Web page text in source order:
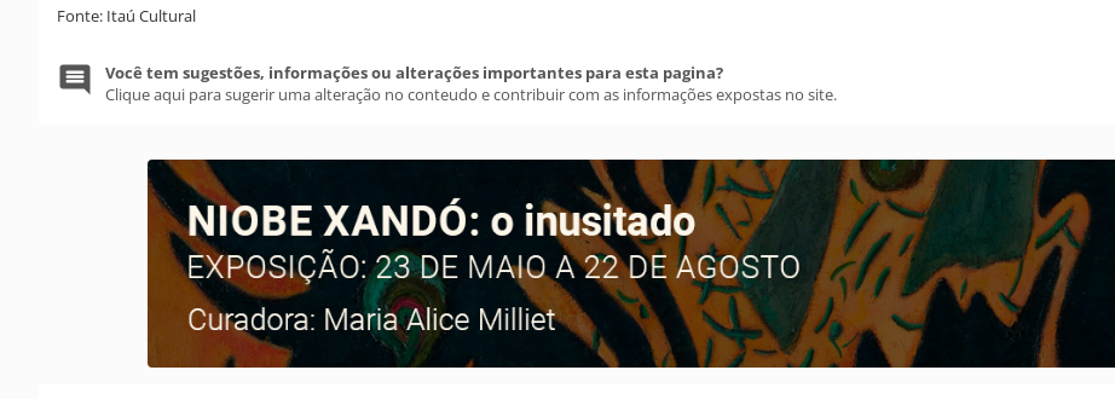
Fonte: Itaú Cultural
Você tem sugestões, informações ou alterações importantes para esta pagina?
Clique aqui para sugerir uma alteração no conteudo e contribuir com as informações expostas no site.